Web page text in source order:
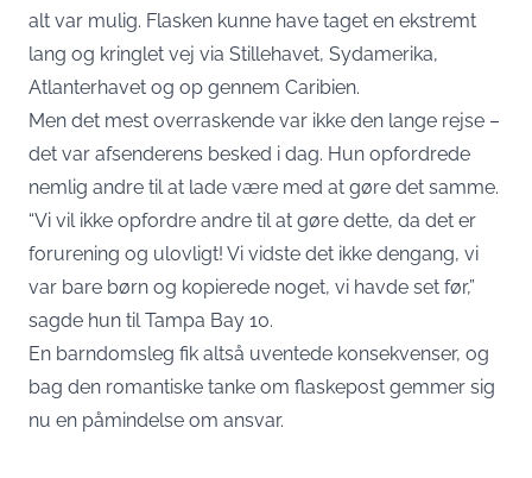
alt var mulig. Flasken kunne have taget en ekstremt
lang og kringlet vej via Stillehavet, Sydamerika,
Atlanterhavet og op gennem Caribien.
Men det mest overraskende var ikke den lange rejse –
det var afsenderens besked i dag. Hun opfordrede
nemlig andre til at lade være med at gøre det samme.
“Vi vil ikke opfordre andre til at gøre dette, da det er
forurening og ulovligt! Vi vidste det ikke dengang, vi
var bare børn og kopierede noget, vi havde set før,”
sagde hun til Tampa Bay 10.
En barndomsleg fik altså uventede konsekvenser, og
bag den romantiske tanke om flaskepost gemmer sig
nu en påmindelse om ansvar.